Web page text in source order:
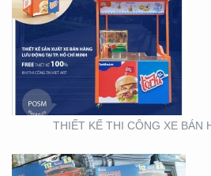
THIẾT KẾ THI CÔNG XE BÁN
THIẾT KẾ SẢN XUẤT TỜ
RƠI TOYOTA